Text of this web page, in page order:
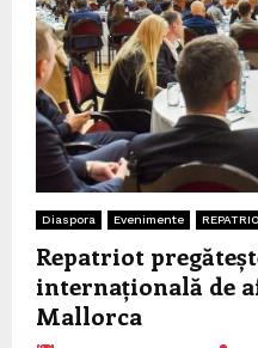
Diaspora Evenimente
Repatriot
internațională de
Mallorca